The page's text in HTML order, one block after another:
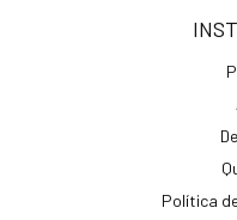
Política